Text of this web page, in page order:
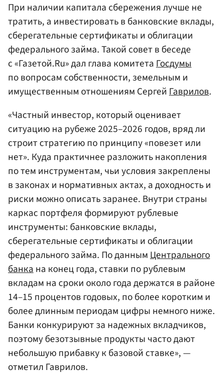
При наличии капитала сбережения лучше не
тратить, а инвестировать в банковские вклады,
сберегательные сертификаты и облигации
федерального займа. Такой совет в беседе
с «Газетой.Ru» дал глава комитетаГосдумы
по вопросам собственности, земельным и
имущественным отношениям СергейГаврилов.
«Частный инвестор, который оценивает
ситуацию на рубеже 2025–2026 годов, вряд ли
строит стратегию по принципу «повезет или
нет». Куда практичнее разложить накопления
по тем инструментам, чьи условия закреплены
в законах и нормативных актах, а доходность и
риски можно описать заранее. Внутри страны
каркас портфеля формируют рублевые
инструменты: банковские вклады,
сберегательные сертификаты и облигации
федерального займа. По даннымЦентрального
банкана конец года, ставки по рублевым
вкладам на сроки около года держатся в районе
14–15 процентов годовых, по более коротким и
более длинным периодам цифры немного ниже.
Банки конкурируют за надежных вкладчиков,
поэтому безотзывные продукты часто дают
небольшую прибавку к базовой ставке», —
отметил Гаврилов.